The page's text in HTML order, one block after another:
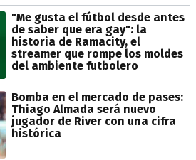
"Me gusta el fútbol desde antes
de saber que era gay": la
historia de Ramacity, el
streamer que rompe los moldes
del ambiente futbolero
Bomba en el mercado de pases:
Thiago Almada será nuevo
jugador de River con una cifra
histórica